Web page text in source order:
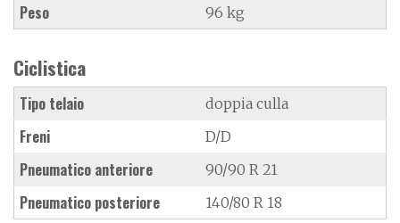
Peso 96 kg
Ciclistica
Tipo telaio doppia culla
Freni D/D
Pneumatico anteriore 90/90 R 21
Pneumatico posteriore 140/80 R 18